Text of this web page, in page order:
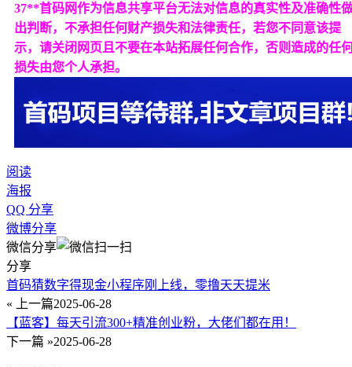
37**首码网作为信息共享平台无法对信息的真实性及准确性
出判断，不承担任何财产损失和法律责任，若您不同意该提
示，请关闭网页且不要在本站拓展任何合作，否则造成的任
损失由您个人承担。
阅读
海报
QQ 分享
微博分享
微信分享
分享
首码猜数字得现金小程序刚上线，零撸天天提米
« 上一篇2025-06-28
【蓝客】每天引流300+精准创业粉，大佬们都在用！
下一篇 »2025-06-28